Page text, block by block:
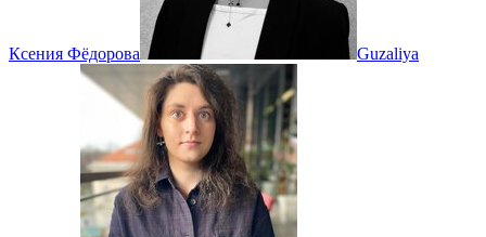
Ксения Фёдорова Guzaliya